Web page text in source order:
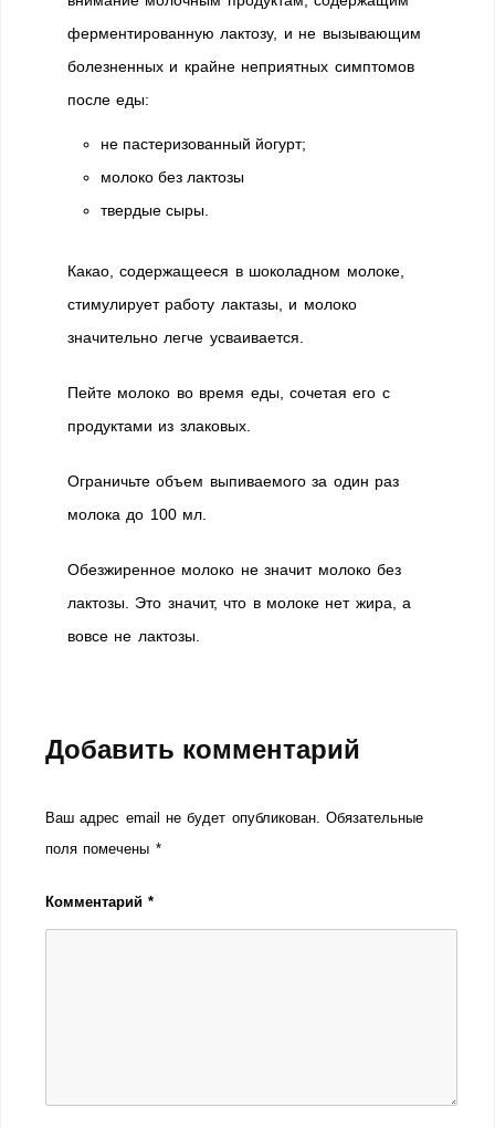
ферментированную лактозу, и не вызывающим
болезненных и крайне неприятных симптомов
после еды:
не пастеризованный йогурт;
молоко без лактозы
твердые сыры.
Какао, содержащееся в шоколадном молоке,
стимулирует работу лактазы, и молоко
значительно легче усваивается.
Пейте молоко во время еды, сочетая его с
продуктами из злаковых.
Ограничьте объем выпиваемого за один раз
молока до 100 мл.
Обезжиренное молоко не значит молоко без
лактозы. Это значит, что в молоке нет жира, а
вовсе не лактозы.
Добавить комментарий
Ваш адрес email не будет опубликован. Обязательные
поля помечены *
Комментарий*